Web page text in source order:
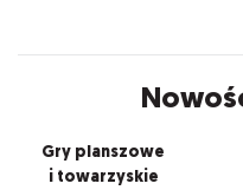
Gry planszowe
i towarzyskie